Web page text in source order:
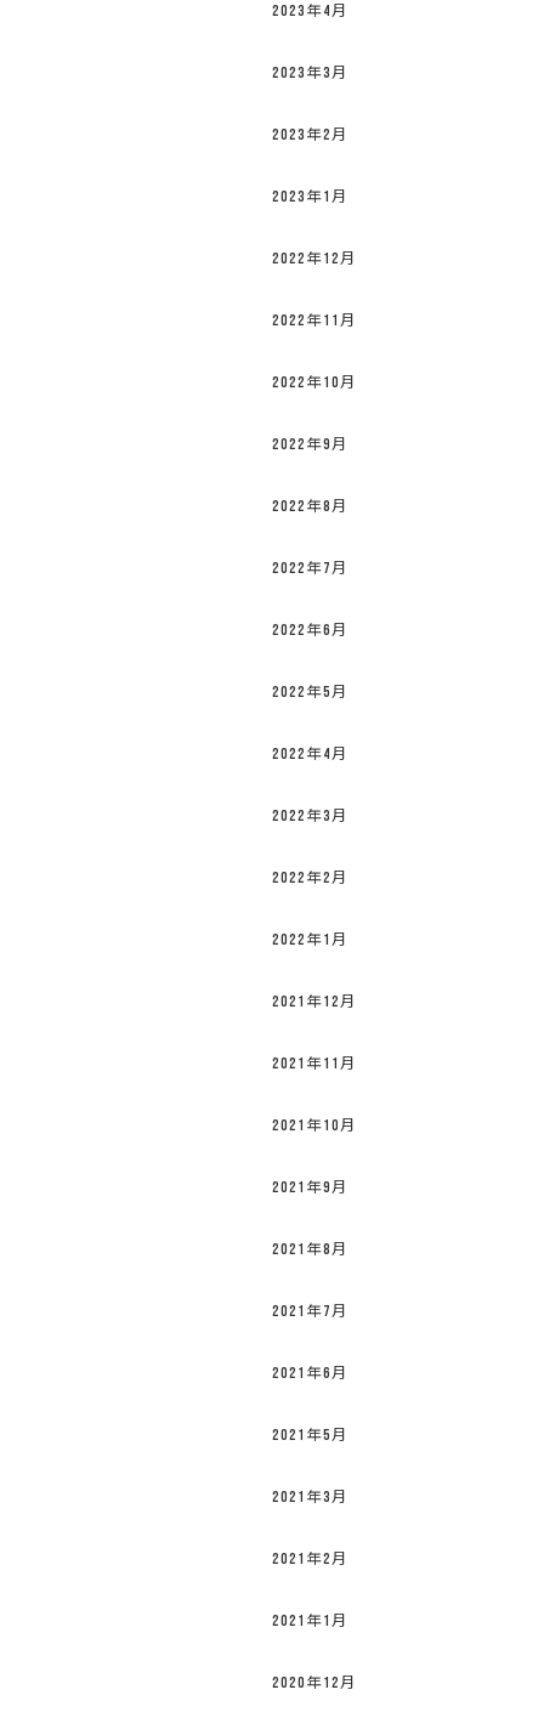
2023年4月
2023年3月
2023年2月
2023年1月
2022年12月
2022年11月
2022年10月
2022年9月
2022年8月
2022年7月
2022年6月
2022年5月
2022年4月
2022年3月
2022年2月
2022年1月
2021年12月
2021年11月
2021年10月
2021年9月
2021年8月
2021年7月
2021年6月
2021年5月
2021年3月
2021年2月
2021年1月
2020年12月